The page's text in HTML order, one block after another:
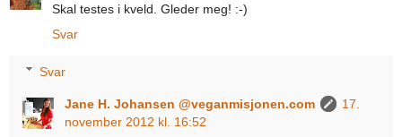
Skal testes i kveld. Gleder meg! :-)
Svar
Svar
Jane H. Johansen @veganmisjonen.com
17.
november 2012 kl. 16:52